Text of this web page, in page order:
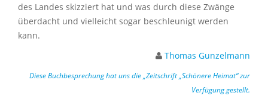
des Landes skizziert hat und was durch diese Zwänge
überdacht und vielleicht sogar beschleunigt werden
kann.
Thomas Gunzelmann
Diese Buchbesprechung hat uns die „Zeitschrift „Schönere Heimat“ zur
Verfügung gestellt.